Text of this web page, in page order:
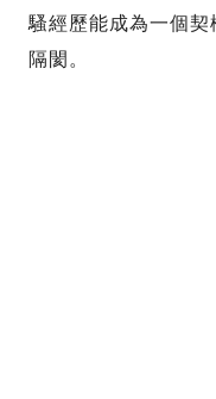
騷經歷能成為一個
隔閡。